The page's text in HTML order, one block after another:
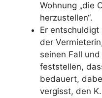
Wohnung „die
herzustellen“.
Er entschuldigt
der
seinen Fall
feststellen,
bedauert,
vergisst, den